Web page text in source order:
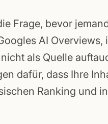
Frage, bevor
AI Overviews,
als Quelle
dafür, dass Ihre
Ranking und